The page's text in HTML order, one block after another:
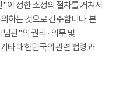
이 정한 소정의 절차를 거쳐서
하는 것으로 간주합니다. 본
관"의 권리 · 의무 및
타 대한민국의 관련 법령과